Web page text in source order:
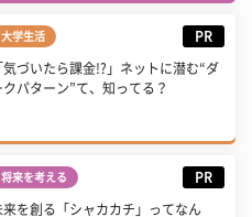
大学生活 PR
気づいたら課金!?」ネットに潜む“ダ
クパターン”て、知ってる？
将来を考える PR
来を創る「シャカカチ」ってなん